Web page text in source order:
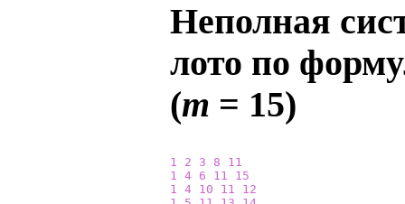
Неполная
лото по
(m = 15)
1 2 3 8
11
1 4 6 11
15
1 4 10 11
12